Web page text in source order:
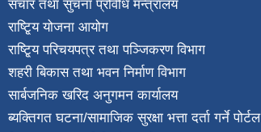
संचार तथा सुचना प्रविधि मन्त्रालय
राष्टि्ृय योजना आयोग
राष्टि्ृय परिचयपत्र तथा पञ्जिकरण विभाग
शहरी बिकास तथा भवन निर्माण विभाग
सार्बजनिक खरिद अनुगमन कार्यालय
ब्यक्तिगत घटना/सामाजिक सुरक्षा भत्ता दर्ता गर्ने पोर्टल